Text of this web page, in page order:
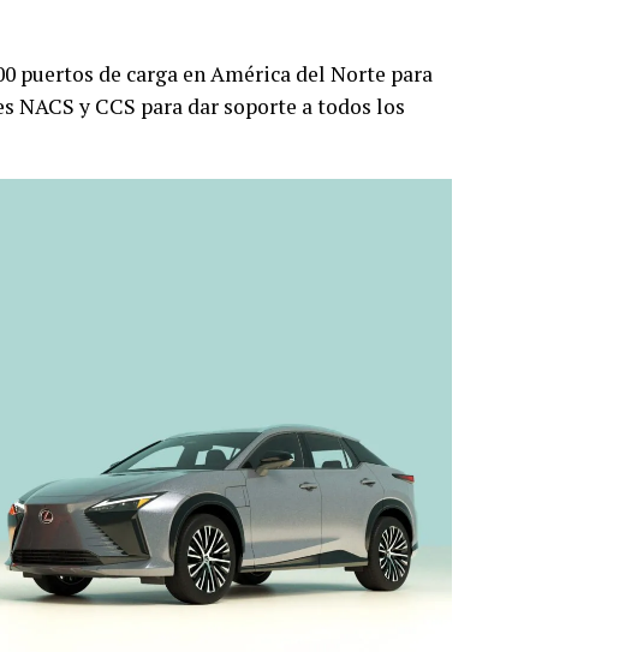
puertos de carga en América del Norte para
NACS y CCS para dar soporte a todos los